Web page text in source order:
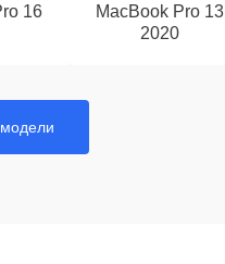
16
MacBook Pro 13
2020